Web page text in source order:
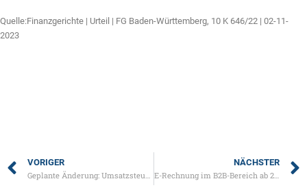
Quelle:Finanzgerichte | Urteil | FG Baden-Württemberg, 10 K 646/22 | 02-11-
2023
VORIGER
Geplante Änderung: Umsatzsteuer bei Kleinunternehmern
NÄCHSTER
E-Rechnung im B2B-Bereich ab 2025